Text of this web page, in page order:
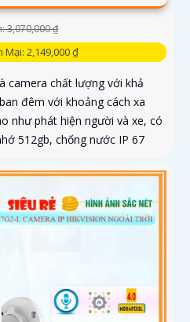
3,070,000 ₫
Mại: 2,149,000 ₫
camera chất lượng với khả
đêm với khoảng cách xa
như phát hiện người và xe, có
512gb, chống nước IP 67